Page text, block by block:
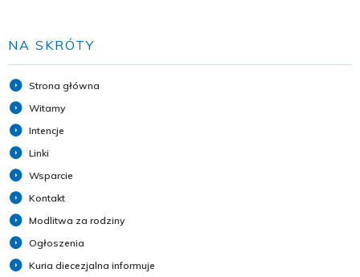
NA SKRÓTY
Strona główna
Witamy
Intencje
Linki
Wsparcie
Kontakt
Modlitwa za rodziny
Ogłoszenia
Kuria diecezjalna informuje